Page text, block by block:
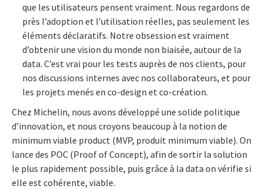
que les utilisateurs pensent vraiment. Nous regardons de
près l’adoption et l’utilisation réelles, pas seulement les
éléments déclaratifs. Notre obsession est vraiment
d’obtenir une vision du monde non biaisée, autour de la
data. C’est vrai pour les tests auprès de nos clients, pour
nos discussions internes avec nos collaborateurs, et pour
les projets menés en co-design et co-création.
Chez Michelin, nous avons développé une solide politique
d’innovation, et nous croyons beaucoup à la notion de
minimum viable product (MVP, produit minimum viable). On
lance des POC (Proof of Concept), afin de sortir la solution
le plus rapidement possible, puis grâce à la data on vérifie si
elle est cohérente, viable.